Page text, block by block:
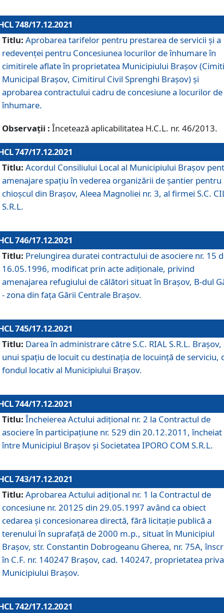
748/17.12.2021
Titlu: Aprobarea tarifelor pentru prestarea de servicii şi a
redevenţei pentru Concesiunea locurilor de înhumare în
cimitirele aflate în proprietatea Municipiului Braşov
Municipal Braşov, Cimitirul Civil Sprenghi Braşov) şi
aprobarea contractului cadru de concesiune a locurilor de
înhumare.
Observații : Încetează aplicabilitatea H.C.L. nr. 46/2013.
747/17.12.2021
Titlu: Acordul Consiliului Local al Municipiului Braşov
amenajare spațiu în vederea organizării de șantier pentru
chioșcul din Brașov, Aleea Magnoliei nr. 3, al firmei S.C.
S.R.L.
746/17.12.2021
Titlu: Prelungirea duratei contractului de asociere nr. 15
16.05.1996, modificat prin acte adiționale, privind
amenajarea refugiului de călători situat în Brașov, B-dul
- zona din faţa Gării Centrale Brașov.
745/17.12.2021
Titlu: Darea în administrare către S.C. RIAL S.R.L. Brașov,
unui spațiu de locuit cu destinația de locuință de serviciu,
fondul locativ al Municipiului Brașov.
744/17.12.2021
Titlu: Încheierea Actului adițional nr. 2 la Contractul de
asociere în participațiune nr. 529 din 20.12.2011, încheiat
între Municipiul Brașov și Societatea IPORO COM S.R.L.
743/17.12.2021
Titlu: Aprobarea Actului adiţional nr. 1 la Contractul de
concesiune nr. 20125 din 29.05.1997 având ca obiect
cedarea și concesionarea directă, fără licitație publică a
terenului în suprafață de 2000 m.p., situat în Municipiul
Brașov, str. Constantin Dobrogeanu Gherea, nr. 75A,
în C.F. nr. 140247 Brașov, cad. 140247, proprietatea
Municipiului Brașov.
742/17.12.2021